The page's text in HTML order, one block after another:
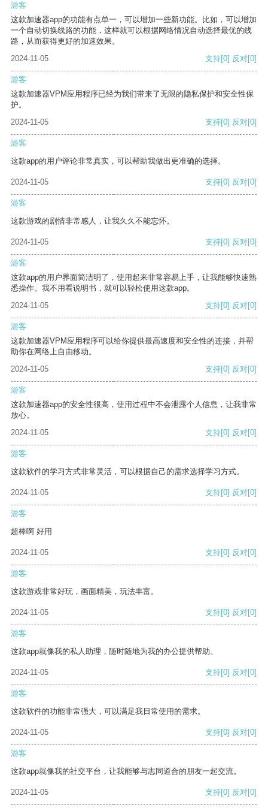
游客
这款加速器app的功能有点单一，可以增加一些新功能。比如，可以增加
一个自动切换线路的功能，这样就可以根据网络情况自动选择最优的线
路，从而获得更好的加速效果。
2024-11-05
支持[0] 反对[0]
游客
这款加速器VPM应用程序已经为我们带来了无限的隐私保护和安全性保
护。
2024-11-05
支持[0] 反对[0]
游客
这款app的用户评论非常真实，可以帮助我做出更准确的选择。
2024-11-05 支持[0] 反对[0]
游客
这款游戏的剧情非常感人，让我久久不能忘怀。
2024-11-05 支持[0] 反对[0]
游客
这款app的用户界面简洁明了，使用起来非常容易上手，让我能够快速熟
悉操作。我不用看说明书，就可以轻松使用这款app。
2024-11-05
支持[0] 反对[0]
游客
这款加速器VPM应用程序可以给你提供最高速度和安全性的连接，并帮
助你在网络上自由移动。
2024-11-05
支持[0] 反对[0]
游客
这款加速器app的安全性很高，使用过程中不会泄露个人信息，让我非常
放心。
2024-11-05
支持[0] 反对[0]
游客
这款软件的学习方式非常灵活，可以根据自己的需求选择学习方式。
2024-11-05 支持[0] 反对[0]
游客
超棒啊 好用
2024-11-05 支持[0] 反对[0]
游客
这款游戏非常好玩，画面精美，玩法丰富。
2024-11-05 支持[0] 反对[0]
游客
这款app就像我的私人助理，随时随地为我的办公提供帮助。
2024-11-05 支持[0] 反对[0]
游客
这款软件的功能非常强大，可以满足我日常使用的需求。
2024-11-05 支持[0] 反对[0]
游客
这款app就像我的社交平台，让我能够与志同道合的朋友一起交流。
2024-11-05 支持[0] 反对[0]